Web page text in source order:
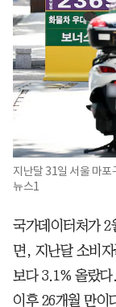
지난달 31일 서울 마포
뉴스1
국가데이터처가 2
면, 지난달 소비
보다 3.1% 올랐
이후 26개월 만이